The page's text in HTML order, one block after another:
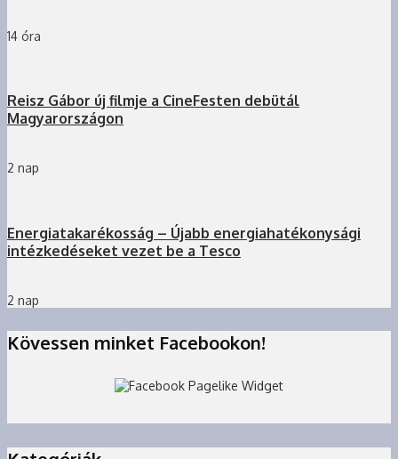
14 óra
Reisz Gábor új filmje a CineFesten debütál
Magyarországon
2 nap
Energiatakarékosság – Újabb energiahatékonysági
intézkedéseket vezet be a Tesco
2 nap
Kövessen minket Facebookon!